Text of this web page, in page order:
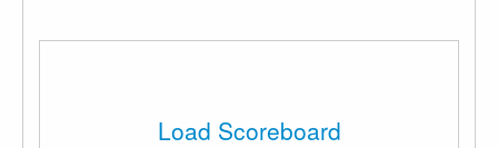
Load Scoreboard